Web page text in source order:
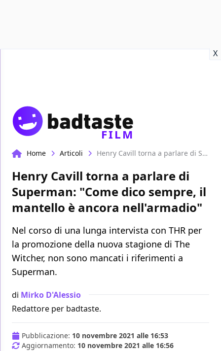
X
FILM
Home Articoli Henry Cavill torna a parlare di Superman: "Come dico sempre, il mantello è ancora nell'armadio"
Henry Cavill torna a parlare di
Superman: "Come dico sempre, il
mantello è ancora nell'armadio"
Nel corso di una lunga intervista con THR per
la promozione della nuova stagione di The
Witcher, non sono mancati i riferimenti a
Superman.
di Mirko D'Alessio
Redattore per badtaste.
Pubblicazione: 10 novembre 2021 alle 16:53
Aggiornamento: 10 novembre 2021 alle 16:56